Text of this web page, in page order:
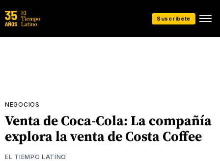
Suscríbete
NEGOCIOS
Venta de Coca-Cola: La compañía
explora la venta de Costa Coffee
EL TIEMPO LATINO